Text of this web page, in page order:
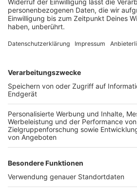
Habt ihr auch eine Frage an
(BSW) oder Jan van Aken
BTW 25: So könnt ihr eure
Anzeige
Damit eure Frage sicher bei uns
Code oder den Linkwa.me um
eine Text- oder Sprachnachricht
Autor: José Narciandi
Hinweis: Alice Weidel und die